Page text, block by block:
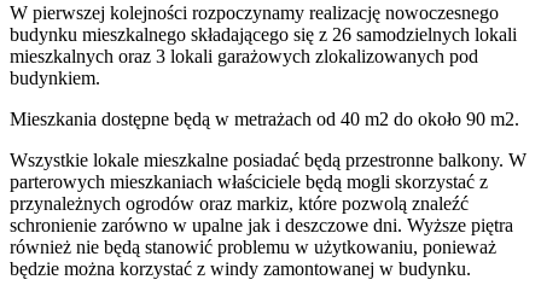
W pierwszej kolejności rozpoczynamy realizację nowoczesnego
budynku mieszkalnego składającego się z 26 samodzielnych lokali
mieszkalnych oraz 3 lokali garażowych zlokalizowanych pod
budynkiem.
Mieszkania dostępne będą w metrażach od 40 m2 do około 90 m2.
Wszystkie lokale mieszkalne posiadać będą przestronne balkony. W
parterowych mieszkaniach właściciele będą mogli skorzystać z
przynależnych ogrodów oraz markiz, które pozwolą znaleźć
schronienie zarówno w upalne jak i deszczowe dni. Wyższe piętra
również nie będą stanowić problemu w użytkowaniu, ponieważ
będzie można korzystać z windy zamontowanej w budynku.